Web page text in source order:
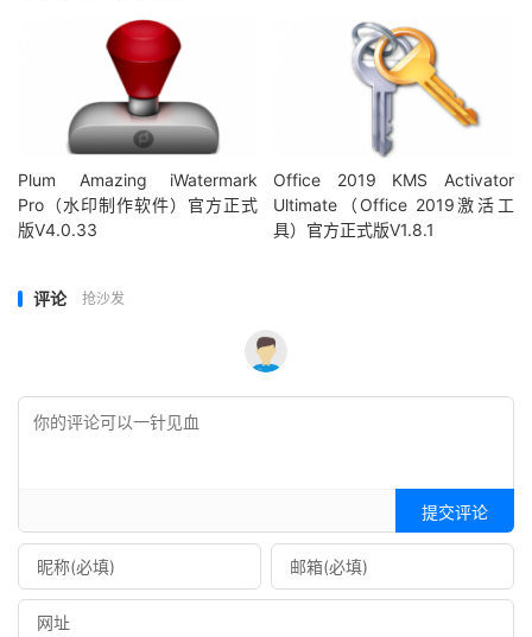
Plum Amazing iWatermark
Pro（水印制作软件）官方正式
版V4.0.33
Office 2019 KMS Activator
Ultimate（Office 2019激活工
具）官方正式版V1.8.1
评论 抢沙发
提交评论